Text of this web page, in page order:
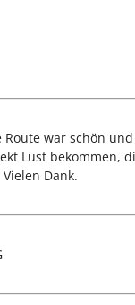
war schön
Lust bekommen,
Dank.